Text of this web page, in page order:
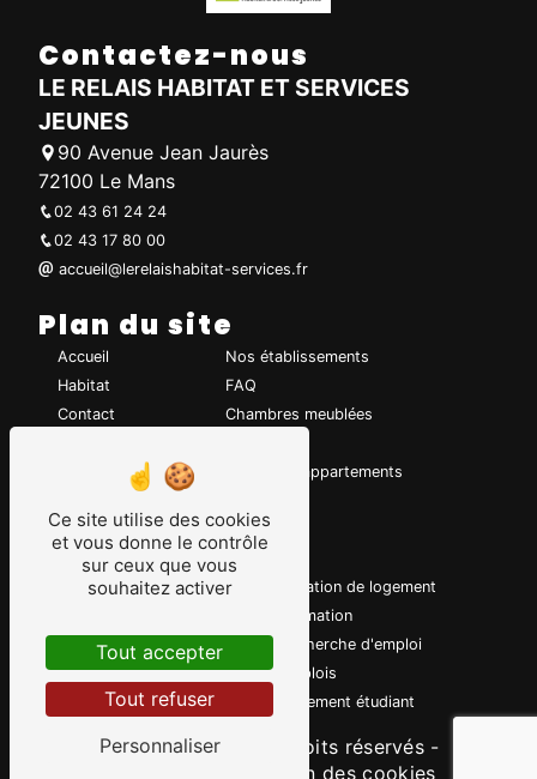
Contactez-nous
LE RELAIS HABITAT ET SERVICES
JEUNES
90 Avenue Jean Jaurès
72100 Le Mans
02 43 61 24 24
02 43 17 80 00
accueil@lerelaishabitat-services.fr
Plan du site
Accueil
Habitat
Contact
Notre association
Nos établissements
FAQ
Chambres meublées
Nouveaux appartements
Nos prestations
Logement apprentis
Retour à l'emploi
Fjt
Foyers jeunes travailleurs
Location de logement
Formation
Recherche d'emploi
Emplois
Logement étudiant
Vistalid- 2026 - Tous droits réservés -
Gestion des cookies
Ce site utilise des cookies
et vous donne le contrôle
sur ceux que vous
souhaitez activer
Tout accepter
Tout refuser
Personnaliser